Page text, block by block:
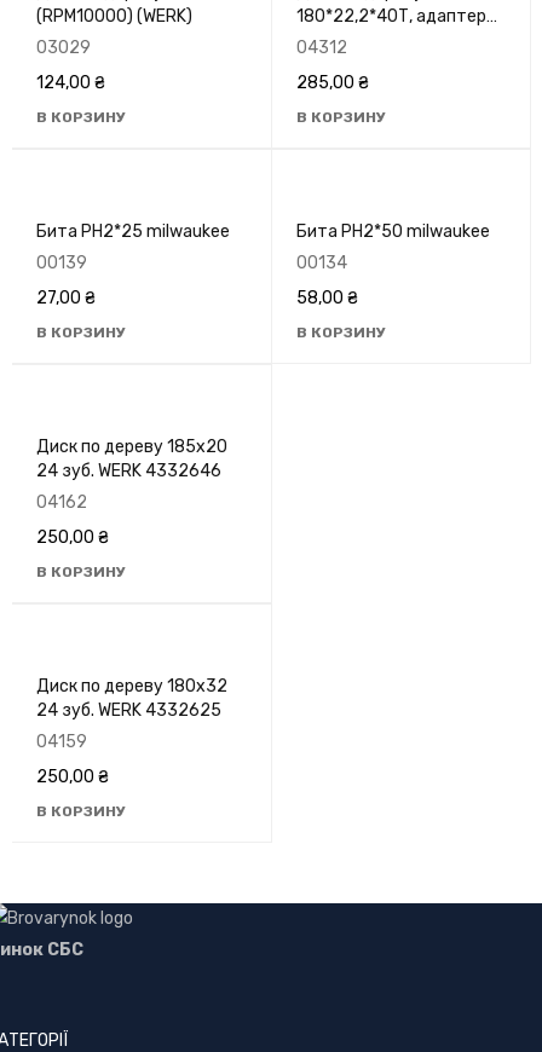
(RPM10000) (WERK)
03029
124,00 ₴
В КОРЗИНУ
180*22,2*40Т, адаптер
22,2-20, 8400 об/м
04312
285,00 ₴
В КОРЗИНУ
Бита PH2*25 milwaukee
00139
27,00 ₴
В КОРЗИНУ
Бита PH2*50 milwaukee
00134
58,00 ₴
В КОРЗИНУ
Диск по дереву 185х20
24 зуб. WERK 4332646
04162
250,00 ₴
В КОРЗИНУ
Диск по дереву 180х32
24 зуб. WERK 4332625
04159
250,00 ₴
В КОРЗИНУ
СБС